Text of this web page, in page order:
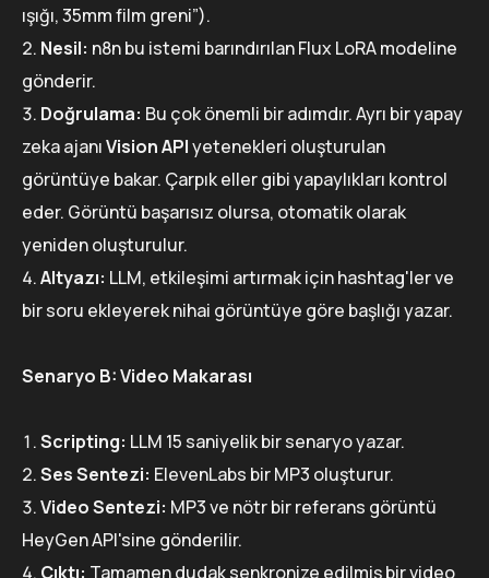
ışığı, 35mm film greni”).
Nesil: n8n bu istemi barındırılan Flux LoRA modeline
gönderir.
Doğrulama: Bu çok önemli bir adımdır. Ayrı bir yapay
zeka ajanıVision APIyetenekleri oluşturulan
görüntüye bakar. Çarpık eller gibi yapaylıkları kontrol
eder. Görüntü başarısız olursa, otomatik olarak
yeniden oluşturulur.
Altyazı: LLM, etkileşimi artırmak için hashtag'ler ve
bir soru ekleyerek nihai görüntüye göre başlığı yazar.
Senaryo B: Video Makarası
Scripting: LLM 15 saniyelik bir senaryo yazar.
Ses Sentezi: ElevenLabs bir MP3 oluşturur.
Video Sentezi: MP3 ve nötr bir referans görüntü
HeyGen API'sine gönderilir.
Çıktı: Tamamen dudak senkronize edilmiş bir video